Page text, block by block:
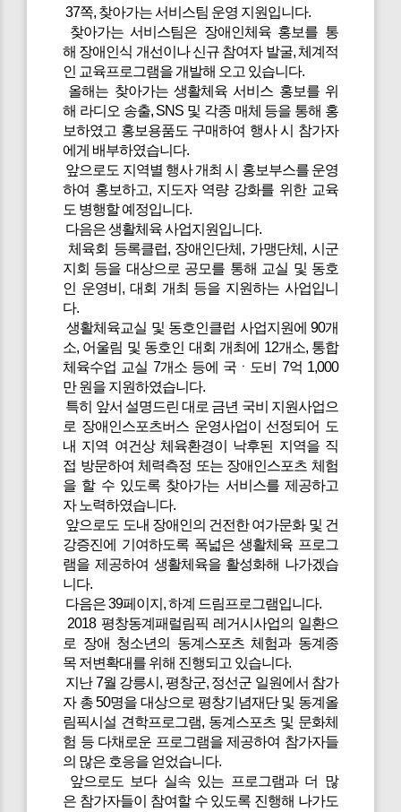
37쪽, 찾아가는 서비스팀 운영 지원입니다.
찾아가는 서비스팀은 장애인체육 홍보를 통
해 장애인식 개선이나 신규 참여자 발굴, 체계적
인 교육프로그램을 개발해 오고 있습니다.
올해는 찾아가는 생활체육 서비스 홍보를 위
해 라디오 송출, SNS 및 각종 매체 등을 통해 홍
보하였고 홍보용품도 구매하여 행사 시 참가자
에게 배부하였습니다.
앞으로도 지역별 행사 개최 시 홍보부스를 운영
하여 홍보하고, 지도자 역량 강화를 위한 교육
도 병행할 예정입니다.
다음은 생활체육 사업지원입니다.
체육회 등록클럽, 장애인단체, 가맹단체, 시군
지회 등을 대상으로 공모를 통해 교실 및 동호
인 운영비, 대회 개최 등을 지원하는 사업입니
다.
생활체육교실 및 동호인클럽 사업지원에 90개
소, 어울림 및 동호인 대회 개최에 12개소, 통합
체육수업 교실 7개소 등에 국ㆍ도비 7억 1,000
만 원을 지원하였습니다.
특히 앞서 설명드린 대로 금년 국비 지원사업으
로 장애인스포츠버스 운영사업이 선정되어 도
내 지역 여건상 체육환경이 낙후된 지역을 직
접 방문하여 체력측정 또는 장애인스포츠 체험
을 할 수 있도록 찾아가는 서비스를 제공하고
자 노력하였습니다.
앞으로도 도내 장애인의 건전한 여가문화 및 건
강증진에 기여하도록 폭넓은 생활체육 프로그
램을 제공하여 생활체육을 활성화해 나가겠습
니다.
다음은 39페이지, 하계 드림프로그램입니다.
2018 평창동계패럴림픽 레거시사업의 일환으
로 장애 청소년의 동계스포츠 체험과 동계종
목 저변확대를 위해 진행되고 있습니다.
지난 7월 강릉시, 평창군, 정선군 일원에서 참가
자 총 50명을 대상으로 평창기념재단 및 동계올
림픽시설 견학프로그램, 동계스포츠 및 문화체
험 등 다채로운 프로그램을 제공하여 참가자들
의 많은 호응을 얻었습니다.
앞으로도 보다 실속 있는 프로그램과 더 많
은 참가자들이 참여할 수 있도록 진행해 나가도